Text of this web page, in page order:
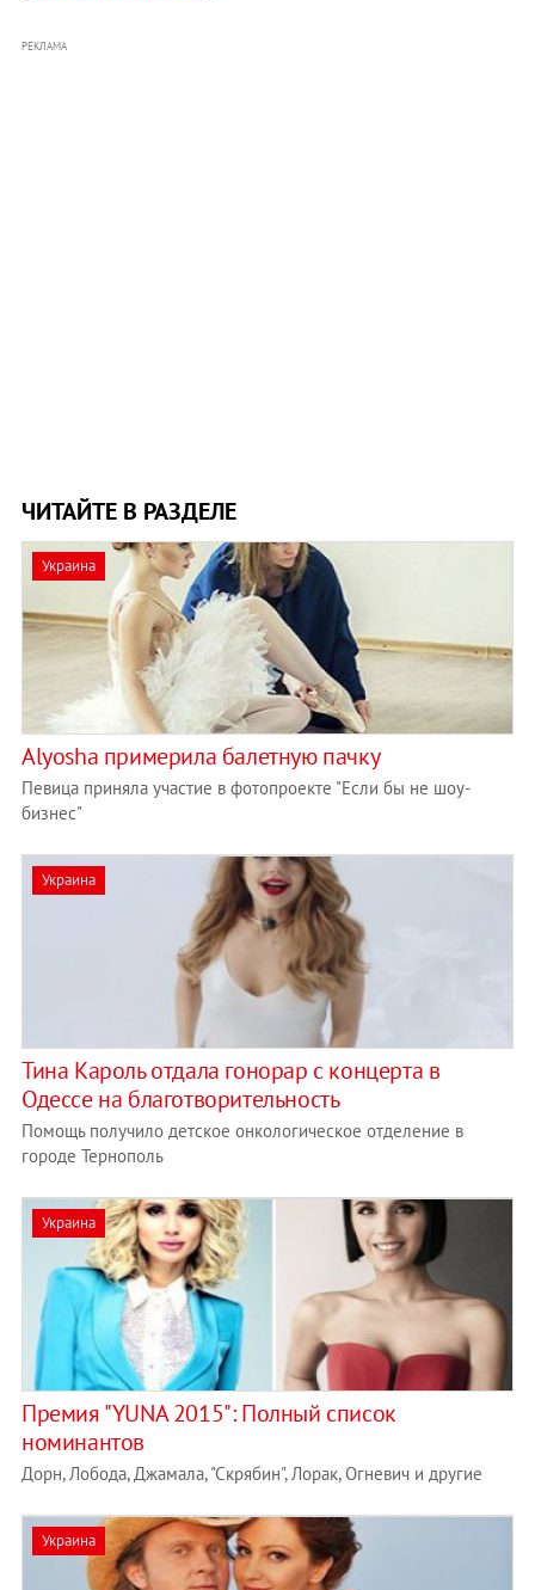
РЕКЛАМА
ЧИТАЙТЕ В РАЗДЕЛЕ
Украина
Alyosha примерила балетную пачку
Певица приняла участие в фотопроекте "Если бы не шоу-
бизнес"
Украина
Тина Кароль отдала гонорар с концерта в
Одессе на благотворительность
Помощь получило детское онкологическое отделение в
городе Тернополь
Украина
Премия "YUNA 2015": Полный список
номинантов
Дорн, Лобода, Джамала, "Скрябин", Лорак, Огневич и другие
Украина